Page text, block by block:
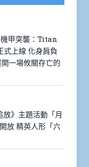
甲突襲：Titan
上線 化身肩負
一場攸關存亡的
放》主題活動「月
放 精英人形「六